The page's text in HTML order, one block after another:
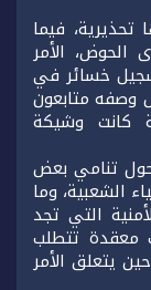
فيما
الأمر
خسائر في
وصفه متابعون
كانت وشيكة
تنامي بعض
الشعبية، وما
التي تجد
معقدة تتطلب
يتعلق الأمر